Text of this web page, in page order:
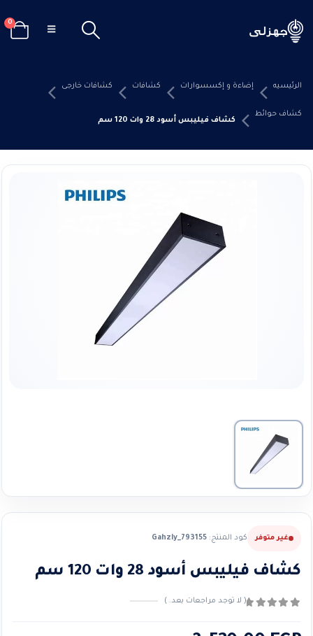
0
الرئيسيه إضاءة و إكسسوارات كشافات كشافات خارجى
كشاف حوائط
كشاف فيليبس أسود 28 وات 120 سم
غير متوفر كود المنتج: Gahzly_793155
كشاف فيليبس أسود 28 وات 120 سم
( لا توجد مراجعات بعد. )